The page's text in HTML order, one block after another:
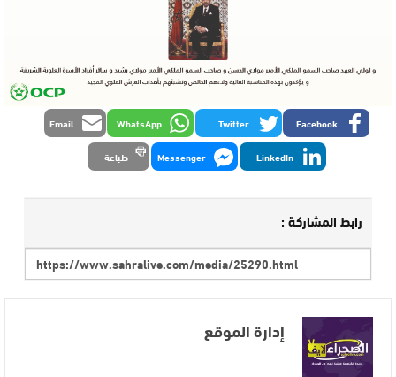
Facebook
Twitter
WhatsApp
Email
LinkedIn
Messenger طباعة
رابط المشاركة :
إدارة الموقع